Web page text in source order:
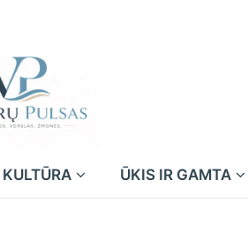
KULTŪRA ŪKIS IR GAMTA